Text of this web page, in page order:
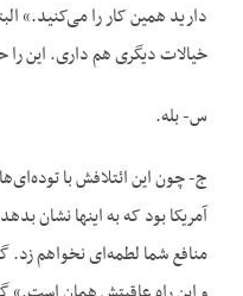
دارید همین کار را می‌کنید.»
خیالات دیگری هم داری. این را
س- بله.
ج- چون این ائتلافش با
آمریکا بود که به اینها نشان
منافع شما لطمه‌‌ای نخواهم زد.